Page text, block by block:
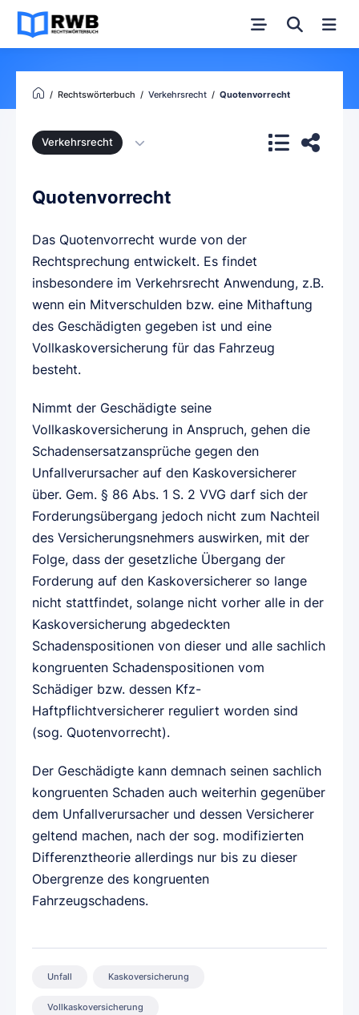
Rechtswörterbuch Verkehrsrecht Quotenvorrecht
Verkehrsrecht
Quotenvorrecht
Das Quotenvorrecht wurde von der
Rechtsprechung entwickelt. Es findet
insbesondere im Verkehrsrecht Anwendung, z.B.
wenn ein Mitverschulden bzw. eine Mithaftung
des Geschädigten gegeben ist und eine
Vollkaskoversicherung für das Fahrzeug
besteht.
Nimmt der Geschädigte seine
Vollkaskoversicherung in Anspruch, gehen die
Schadensersatzansprüche gegen den
Unfallverursacher auf den Kaskoversicherer
über. Gem. § 86 Abs. 1 S. 2 VVG darf sich der
Forderungsübergang jedoch nicht zum Nachteil
des Versicherungsnehmers auswirken, mit der
Folge, dass der gesetzliche Übergang der
Forderung auf den Kaskoversicherer so lange
nicht stattfindet, solange nicht vorher alle in der
Kaskoversicherung abgedeckten
Schadenspositionen von dieser und alle sachlich
kongruenten Schadenspositionen vom
Schädiger bzw. dessen Kfz-
Haftpflichtversicherer reguliert worden sind
(sog. Quotenvorrecht).
Der Geschädigte kann demnach seinen sachlich
kongruenten Schaden auch weiterhin gegenüber
dem Unfallverursacher und dessen Versicherer
geltend machen, nach der sog. modifizierten
Differenztheorie allerdings nur bis zu dieser
Obergrenze des kongruenten
Fahrzeugschadens.
Unfall Kaskoversicherung
Vollkaskoversicherung